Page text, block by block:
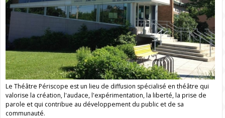
Le Théâtre Périscope est un lieu de diffusion spécialisé en théâtre qui
valorise la création, l'audace, l'expérimentation, la liberté, la prise de
parole et qui contribue au développement du public et de sa
communauté.